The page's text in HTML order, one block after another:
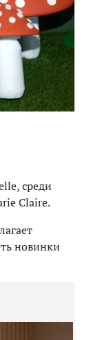
среди
Claire.
новинки